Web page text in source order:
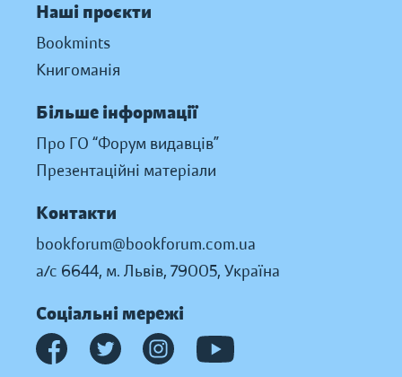
Наші проєкти
Bookmints
Книгоманія
Більше інформації
Про ГО “Форум видавців”
Презентаційні матеріали
Контакти
bookforum@bookforum.com.ua
а/с 6644, м. Львів, 79005, Україна
Соціальні мережі